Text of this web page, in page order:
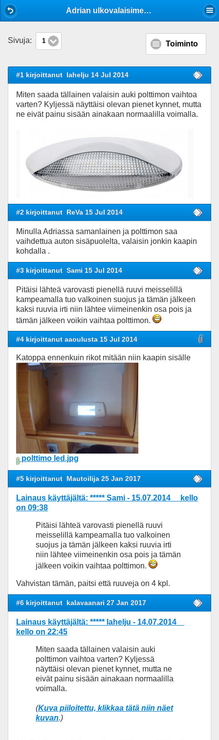
Adrian ulkovalaisimen polttimon vaihto
Sivuja: 1 Toiminto
#1 kirjoittanut lahelju 14 Jul 2014
Miten saada tällainen valaisin auki polttimon vaihtoa
varten? Kyljessä näyttäisi olevan pienet kynnet, mutta
ne eivät painu sisään ainakaan normaalilla voimalla.
#2 kirjoittanut ReVa 15 Jul 2014
Minulla Adriassa samanlainen ja polttimon saa
vaihdettua auton sisäpuolelta, valaisin jonkin kaapin
kohdalla .
#3 kirjoittanut Sami 15 Jul 2014
Pitäisi lähteä varovasti pienellä ruuvi meisselillä
kampeamalla tuo valkoinen suojus ja tämän jälkeen
kaksi ruuvia irti niin lähtee viimeinenkin osa pois ja
tämän jälkeen voikin vaihtaa polttimon.
#4 kirjoittanut aaoulusta 15 Jul 2014
Katoppa ennenkuin rikot mitään niin kaapin sisälle
polttimo led.jpg
#5 kirjoittanut Mautoilija 25 Jan 2017
Lainaus käyttäjältä: ***** Sami - 15.07.2014 kello
on 09:38
Pitäisi lähteä varovasti pienellä ruuvi
meisselillä kampeamalla tuo valkoinen
suojus ja tämän jälkeen kaksi ruuvia irti
niin lähtee viimeinenkin osa pois ja tämän
jälkeen voikin vaihtaa polttimon.
Vahvistan tämän, paitsi että ruuveja on 4 kpl.
#6 kirjoittanut kalavaanari 27 Jan 2017
Lainaus käyttäjältä: ***** lahelju - 14.07.2014
kello on 22:45
Miten saada tällainen valaisin auki
polttimon vaihtoa varten? Kyljessä
näyttäisi olevan pienet kynnet, mutta ne
eivät painu sisään ainakaan normaalilla
voimalla.
(Kuva piiloitettu, klikkaa tätä niin näet
kuvan.)